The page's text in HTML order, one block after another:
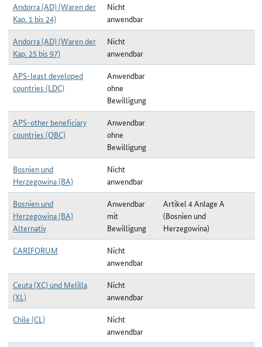
Andorra (AD) (Waren der
Kap. 1 bis 24)
Nicht
anwendbar
Andorra (AD) (Waren der
Kap. 25 bis 97)
Nicht
anwendbar
APS-least developed
countries (LDC)
Anwendbar
ohne
Bewilligung
APS-other beneficiary
countries (OBC)
Anwendbar
ohne
Bewilligung
Bosnien und
Herzegowina (BA)
Nicht
anwendbar
Bosnien und
Herzegowina (BA)
Alternativ
Anwendbar
mit
Bewilligung
Artikel 4 Anlage A
(Bosnien und
Herzegowina)
CARIFORUM
Nicht
anwendbar
Ceuta (XC) und Melilla
(XL)
Nicht
anwendbar
Chile (CL)
Nicht
anwendbar